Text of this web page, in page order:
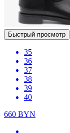
Быстрый просмотр
35
36
37
38
39
40
660 BYN